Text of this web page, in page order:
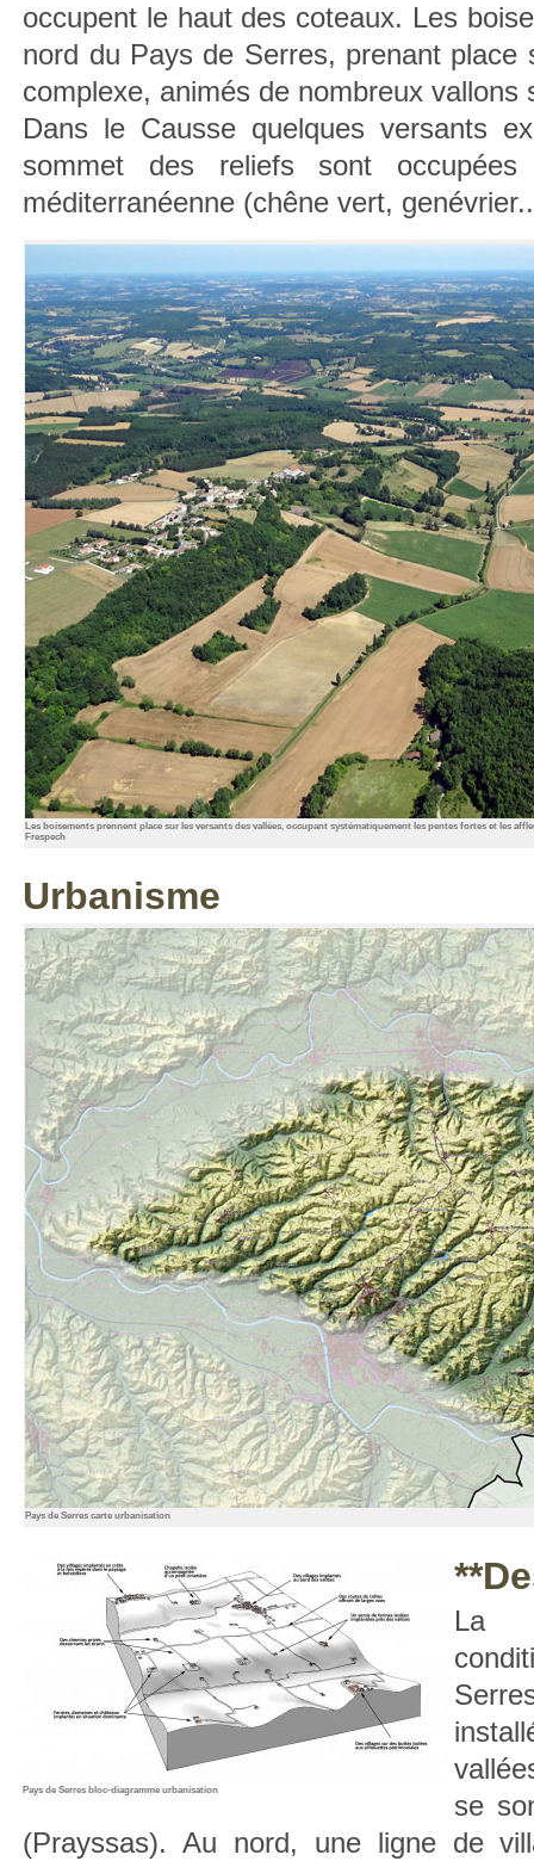
occupent le haut des coteaux. Les
nord du Pays de Serres, prenant
complexe, animés de nombreux vallons
Dans le Causse quelques versants
sommet des reliefs sont
méditerranéenne (chêne vert,
Les boisements prennent place sur les versants des vallées, occupant systématiquement les pentes fortes et les
Frespech
Urbanisme
Pays de Serres carte urbanisation
Pays de Serres bloc-diagramme urbanisation
La
se
(Prayssas). Au nord, une ligne de